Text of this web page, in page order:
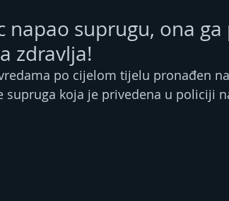
napao suprugu, ona
zdravlja!
po cijelom tijelu pronađen
supruga koja je privedena u policiji